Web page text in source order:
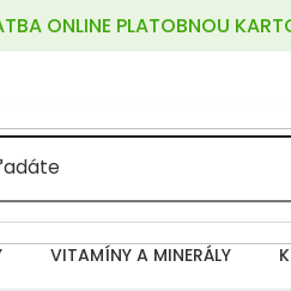
ONLINE PLATOBNOU
VITAMÍNY A MINERÁLY